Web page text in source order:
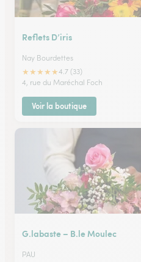
Reflets D’iris
Nay Bourdettes
★★★★★4.7 (33)
4, rue du Maréchal Foch
Voir la boutique
G.labaste – B.le Moulec
PAU